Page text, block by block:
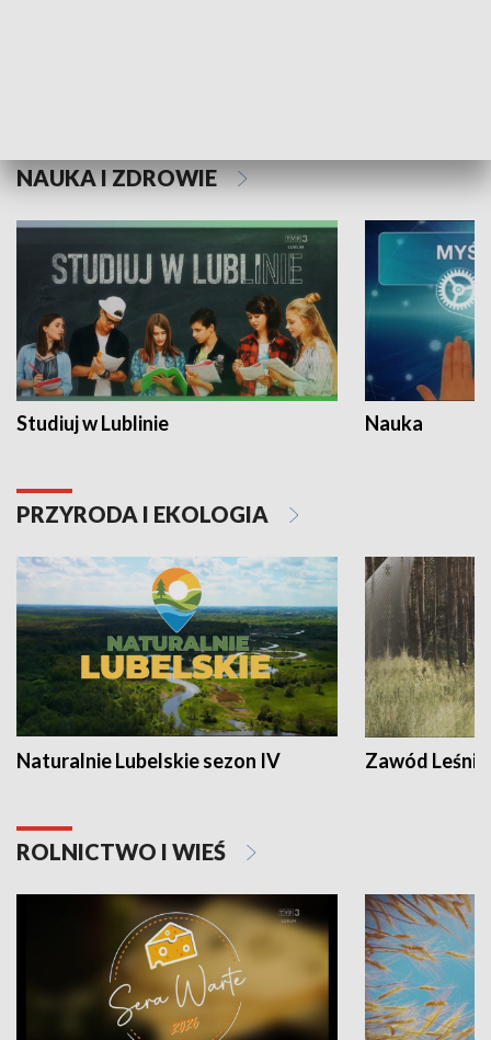
NAUKA I ZDROWIE
Studiuj w Lublinie Nauka
PRZYRODA I EKOLOGIA
Naturalnie Lubelskie sezon IV Zawód Leśnik
ROLNICTWO I WIEŚ